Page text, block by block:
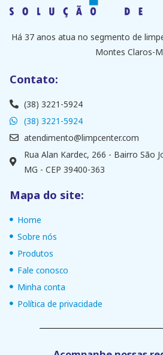
Há 37 anos atua no segmento de
Montes Claros-
Contato:
(38) 3221-5924
(38) 3221-5924
atendimento@limpcenter.com
Rua Alan Kardec, 266 - Bairro São
MG - CEP 39400-363
Mapa do site:
Home
Sobre nós
Produtos
Fale conosco
Minha conta
Política de privacidade